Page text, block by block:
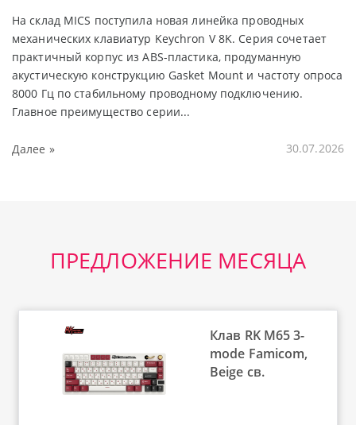
На склад MICS поступила новая линейка проводных
механических клавиатур Keychron V 8K. Серия сочетает
практичный корпус из ABS-пластика, продуманную
акустическую конструкцию Gasket Mount и частоту опроса
8000 Гц по стабильному проводному подключению.
Главное преимущество серии...
Далее » 30.07.2026
ПРЕДЛОЖЕНИЕ МЕСЯЦА
Клав RK M65 3-
mode Famicom,
Beige св.